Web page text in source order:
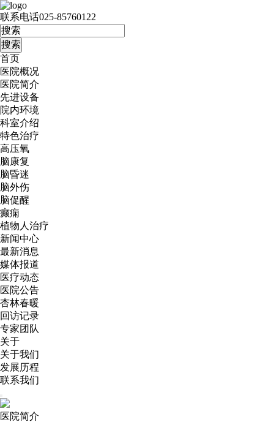
联系电话025-85760122
首页
医院概况
医院简介
先进设备
院内环境
科室介绍
特色治疗
高压氧
脑康复
脑昏迷
脑外伤
脑促醒
癫痫
植物人治疗
新闻中心
最新消息
媒体报道
医疗动态
医院公告
杏林春暖
回访记录
专家团队
关于
关于我们
发展历程
联系我们
医院简介